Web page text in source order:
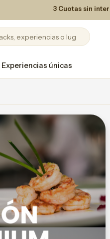
3 Cuotas sin
Experiencias únicas